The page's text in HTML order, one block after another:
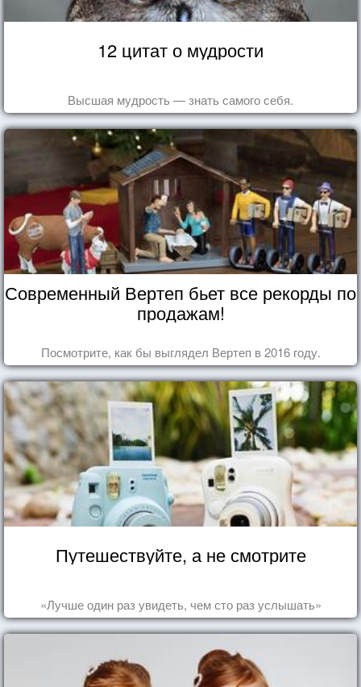
12 цитат о мудрости
Высшая мудрость — знать самого себя.
Современный Вертеп бьет все рекорды по
продажам!
Посмотрите, как бы выглядел Вертеп в 2016 году.
Путешествуйте, а не смотрите
«Лучше один раз увидеть, чем сто раз услышать»